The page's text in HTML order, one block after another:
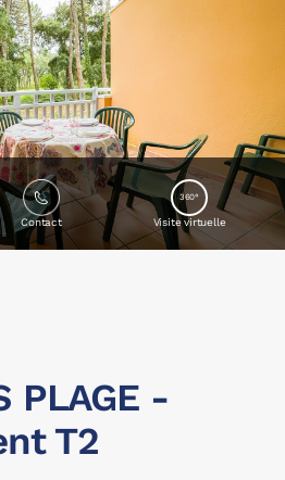
Contact
360°
Visite virtuelle
PLAGE -
T2